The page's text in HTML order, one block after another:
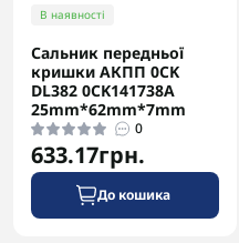
В наявності
Сальник передньої
кришки АКПП 0CK
DL382 0CK141738A
25mm*62mm*7mm
0
633.17грн.
До кошика